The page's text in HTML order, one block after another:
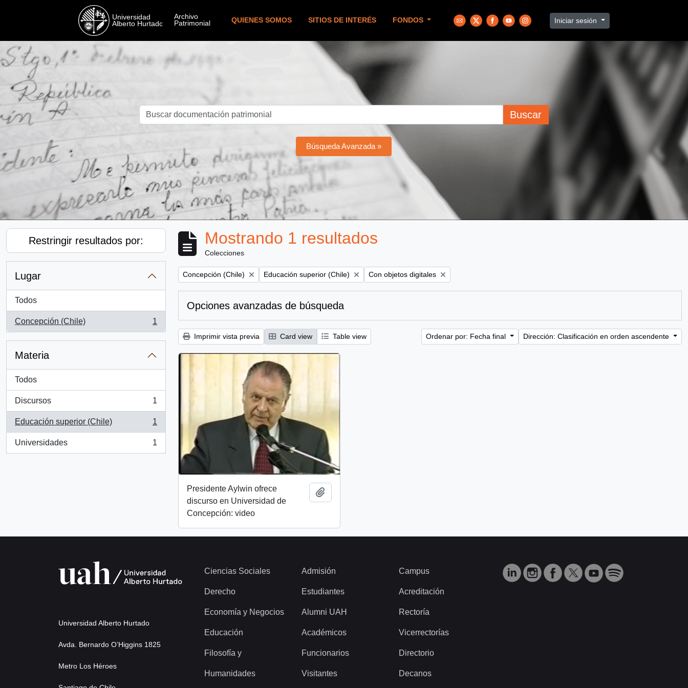
QUIENES SOMOS SITIOS DE INTERÉS FONDOS Iniciar sesión
Buscar
Búsqueda Avanzada »
Restringir resultados por:
Lugar
Todos
Concepción (Chile)
, 1 resultados
1
Materia
Todos
Discursos
, 1 resultados
1
Educación superior (Chile)
, 1 resultados
1
Universidades
, 1 resultados
1
Mostrando 1 resultados
Colecciones
Remove filter:
Concepción (Chile) Remove filter:
Educación superior (Chile) Remove filter:
Con objetos digitales
Opciones avanzadas de búsqueda
Imprimir vista previa Card view Table view Ordenar por: Fecha final Dirección: Clasificación en orden ascendente
Presidente Aylwin ofrece
discurso en Universidad de
Concepción: video
Universidad Alberto Hurtado
Avda. Bernardo O’Higgins 1825
Metro Los Héroes
Ciencias Sociales
Derecho
Economía y Negocios
Educación
Filosofía y
Humanidades
Admisión
Estudiantes
Alumni UAH
Académicos
Funcionarios
Visitantes
Campus
Acreditación
Rectoría
Vicerrectorías
Directorio
Decanos